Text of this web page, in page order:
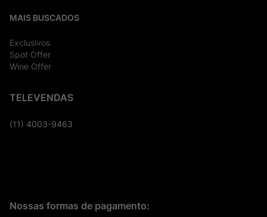
MAIS BUSCADOS
Exclusivos
Spot Offer
Wine Offer
TELEVENDAS
(11) 4003-9463
Nossas formas de pagamento: